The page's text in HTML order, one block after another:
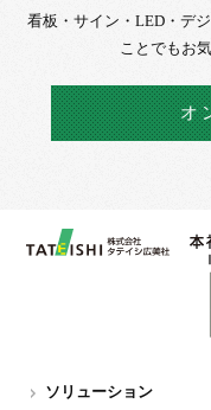
看板・サイン・LED・デ
ことでもお
オ
ソリューション